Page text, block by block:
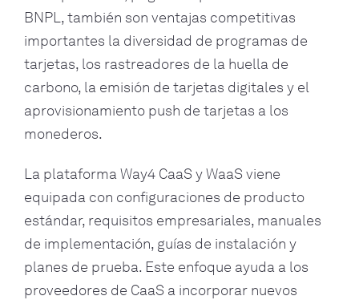
BNPL, también son ventajas competitivas
importantes la diversidad de programas de
tarjetas, los rastreadores de la huella de
carbono, la emisión de tarjetas digitales y el
aprovisionamiento push de tarjetas a los
monederos.
La plataforma Way4 CaaS y WaaS viene
equipada con configuraciones de producto
estándar, requisitos empresariales, manuales
de implementación, guías de instalación y
planes de prueba. Este enfoque ayuda a los
proveedores de CaaS a incorporar nuevos